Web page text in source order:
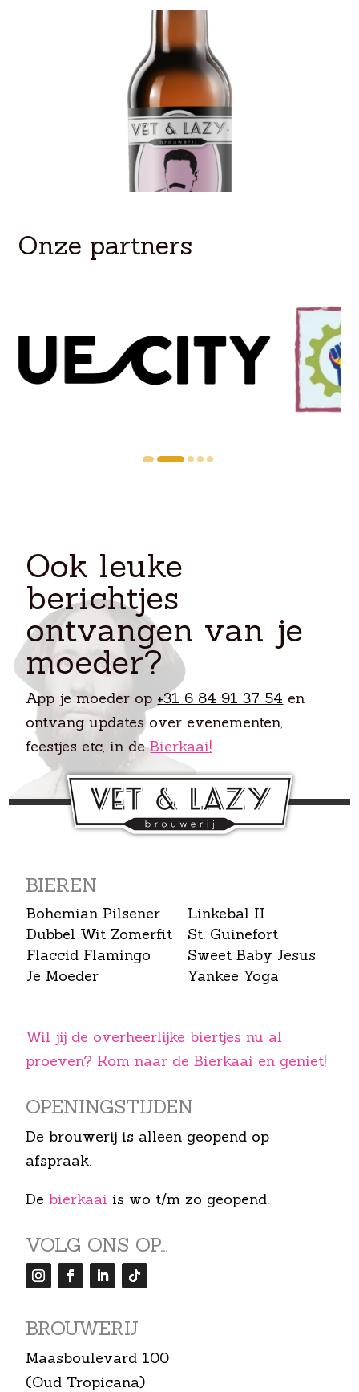
Onze partners
Ook leuke
berichtjes
ontvangen van je
moeder?
App je moeder op +31 6 84 91 37 54 en
ontvang updates over evenementen,
feestjes etc, in deBierkaai!
BIEREN
Bohemian Pilsener
Dubbel Wit Zomerfit
Flaccid Flamingo
Je Moeder
Linkebal II
St. Guinefort
Sweet Baby Jesus
Yankee Yoga
Wil jij de overheerlijke biertjes nu al
proeven? Kom naar de Bierkaai en geniet!
OPENINGS­TIJDEN
De brouwerij is alleen geopend op
afspraak.
Debierkaai is wo t/m zo geopend.
VOLG ONS OP…
BROUWERIJ
Maasboulevard 100
(Oud Tropicana)